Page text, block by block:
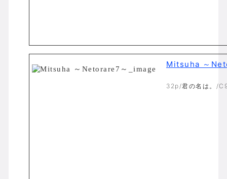
Mitsuha ～
32p/君の名は。/